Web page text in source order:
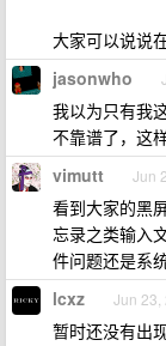
大家可以说说
jasonwho
我以为只有我
不靠谱了，这
vimutt Jun
看到大家的黑
忘录之类输入
件问题还是系
lcxz Jun 23,
暂时还没有出